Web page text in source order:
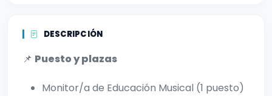
DESCRIPCIÓN
📌 Puesto y plazas
Monitor/a de Educación Musical (1 puesto)